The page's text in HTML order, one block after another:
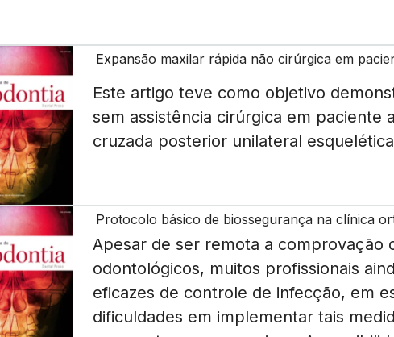
Expansão maxilar rápida não cirúrgica em
Este artigo teve como objetivo
sem assistência cirúrgica em paciente
cruzada posterior unilateral
Protocolo básico de biossegurança na clínica
Apesar de ser remota a comprovação
odontológicos, muitos profissionais
eficazes de controle de infecção, em
dificuldades em implementar tais